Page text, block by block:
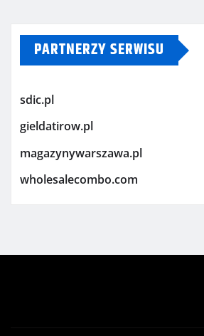
PARTNERZY SERWISU
sdic.pl
gieldatirow.pl
magazynywarszawa.pl
wholesalecombo.com